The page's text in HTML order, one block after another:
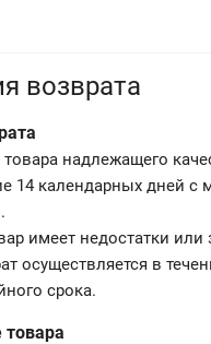
возврата
товара надлежащего
14 календарных дней с
имеет недостатки или
осуществляется в
срока.
товара